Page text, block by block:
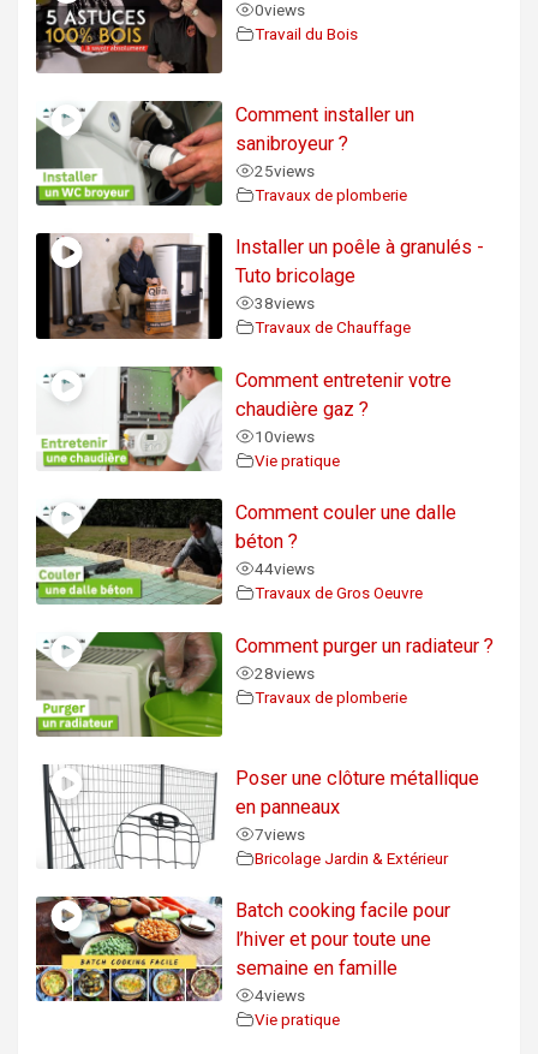
0views
Travail du Bois
Comment installer un
sanibroyeur ?
25views
Travaux de plomberie
Installer un poêle à granulés -
Tuto bricolage
38views
Travaux de Chauffage
Comment entretenir votre
chaudière gaz ?
10views
Vie pratique
Comment couler une dalle
béton ?
44views
Travaux de Gros Oeuvre
Comment purger un radiateur ?
28views
Travaux de plomberie
Poser une clôture métallique
en panneaux
7views
Bricolage Jardin & Extérieur
Batch cooking facile pour
l’hiver et pour toute une
semaine en famille
4views
Vie pratique